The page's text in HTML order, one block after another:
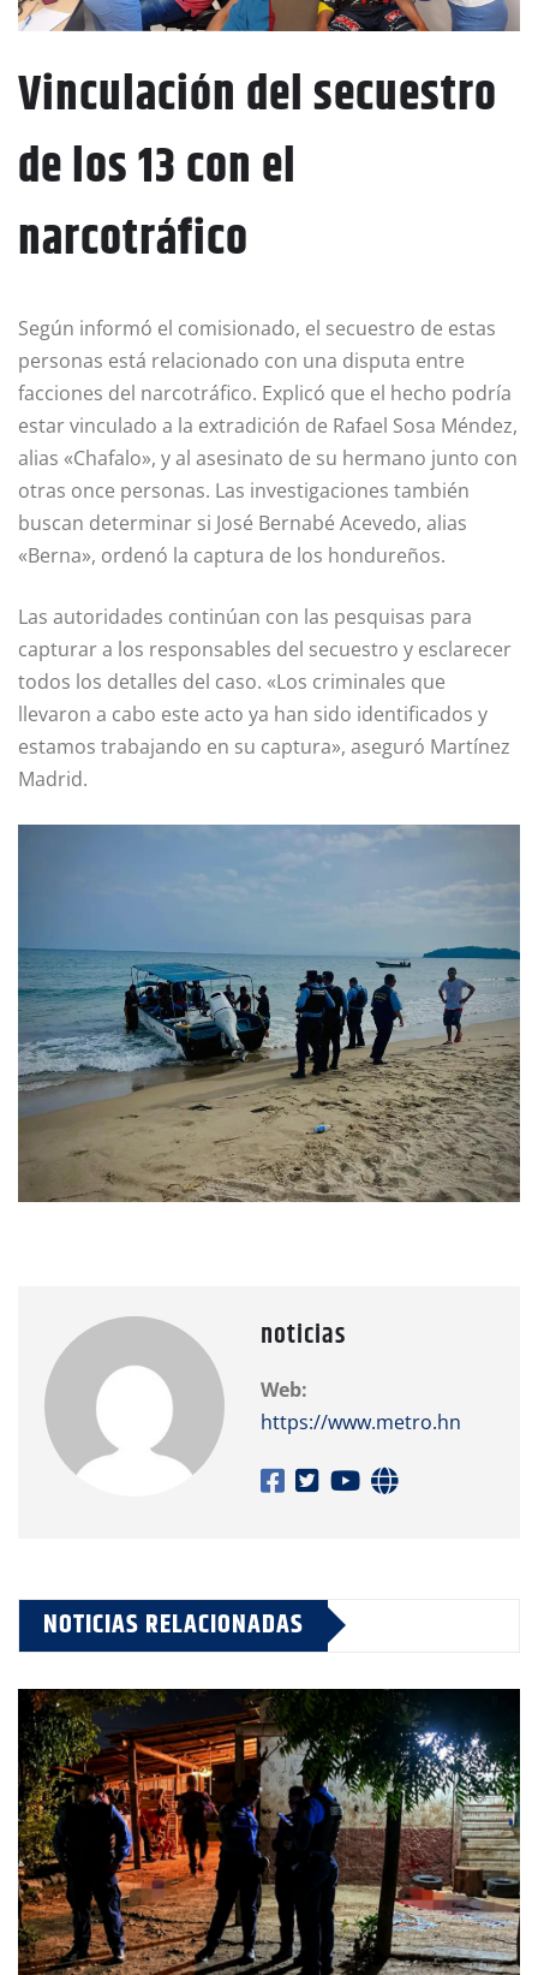
Vinculación del secuestro
de los 13 con el
narcotráfico
Según informó el comisionado, el secuestro de estas
personas está relacionado con una disputa entre
facciones del narcotráfico. Explicó que el hecho podría
estar vinculado a la extradición de Rafael Sosa Méndez,
alias «Chafalo», y al asesinato de su hermano junto con
otras once personas. Las investigaciones también
buscan determinar si José Bernabé Acevedo, alias
«Berna», ordenó la captura de los hondureños.
Las autoridades continúan con las pesquisas para
capturar a los responsables del secuestro y esclarecer
todos los detalles del caso. «Los criminales que
llevaron a cabo este acto ya han sido identificados y
estamos trabajando en su captura», aseguró Martínez
Madrid.
noticias
Web:
https://www.metro.hn
NOTICIAS RELACIONADAS